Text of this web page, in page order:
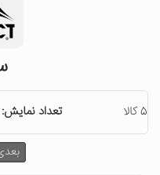
5 کالا تعداد نمایش: